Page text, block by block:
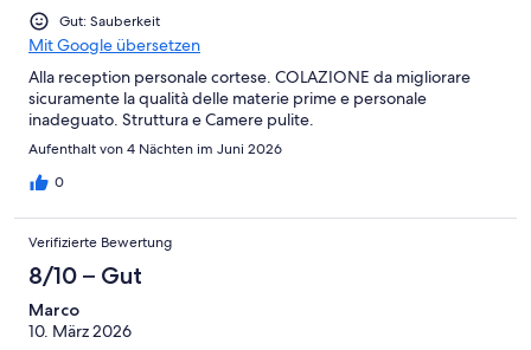
Ungenügend
Gut: Sauberkeit
Mit Google übersetzen
Alla reception personale cortese. COLAZIONE da migliorare
sicuramente la qualità delle materie prime e personale
inadeguato. Struttura e Camere pulite.
Aufenthalt von 4 Nächten im Juni 2026
0
Verifizierte Bewertung
8/10 – Gut
Marco
10. März 2026